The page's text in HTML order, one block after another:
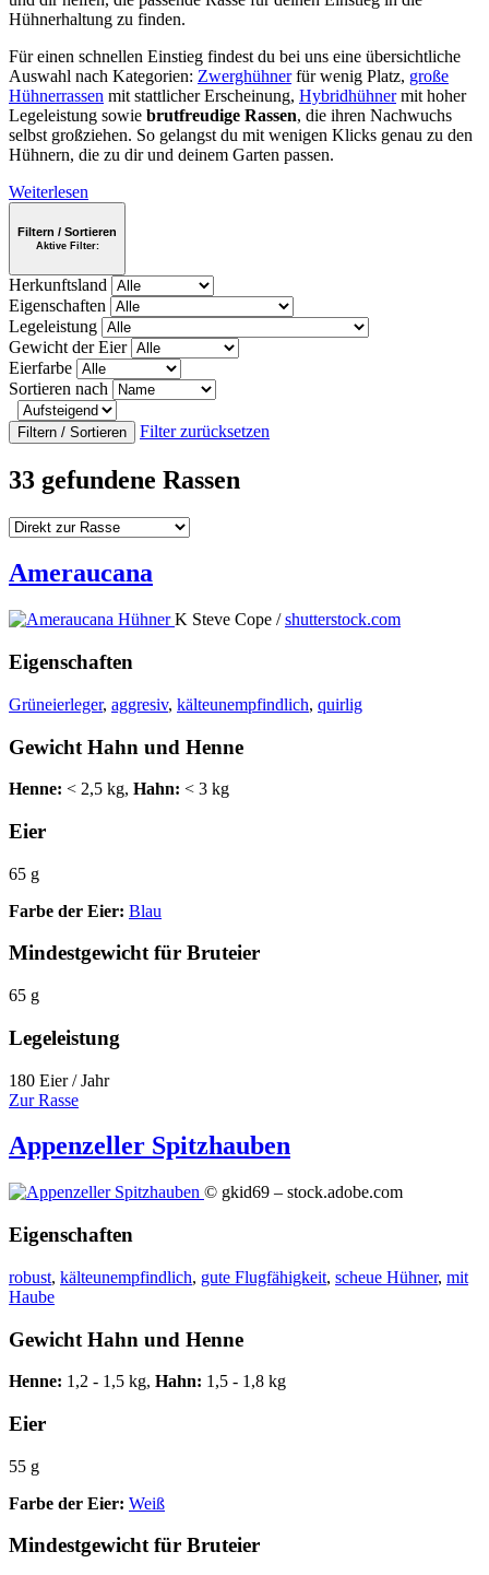
Hühnerhaltung zu finden.
Für einen schnellen Einstieg findest du bei uns eine übersichtliche
Auswahl nach Kategorien: Zwerghühnerfür wenig Platz, große
Hühnerrassen mit stattlicher Erscheinung, Hybridhühnermit hoher
Legeleistung sowie brutfreudige Rassen, die ihren Nachwuchs
selbst großziehen. So gelangst du mit wenigen Klicks genau zu den
Hühnern, die zu dir und deinem Garten passen.
Weiterlesen
Filtern / Sortieren
Aktive Filter:
Herkunftsland
Eigenschaften
Legeleistung
Gewicht der Eier
Eierfarbe
Sortieren nach
Filtern / Sortieren Filter zurücksetzen
33 gefundene Rassen
Ameraucana
K Steve Cope /shutterstock.com
Eigenschaften
Grüneierleger, aggresiv, kälteunempfindlich, quirlig
Gewicht Hahn und Henne
Henne: < 2,5 kg, Hahn: < 3 kg
Eier
65 g
Farbe der Eier: Blau
Mindestgewicht für Bruteier
65 g
Legeleistung
180 Eier / Jahr
Zur Rasse
Appenzeller Spitzhauben
© gkid69 – stock.adobe.com
Eigenschaften
robust, kälteunempfindlich, gute Flugfähigkeit, scheue Hühner, mit
Haube
Gewicht Hahn und Henne
Henne: 1,2 - 1,5 kg, Hahn: 1,5 - 1,8 kg
Eier
55 g
Farbe der Eier: Weiß
Mindestgewicht für Bruteier